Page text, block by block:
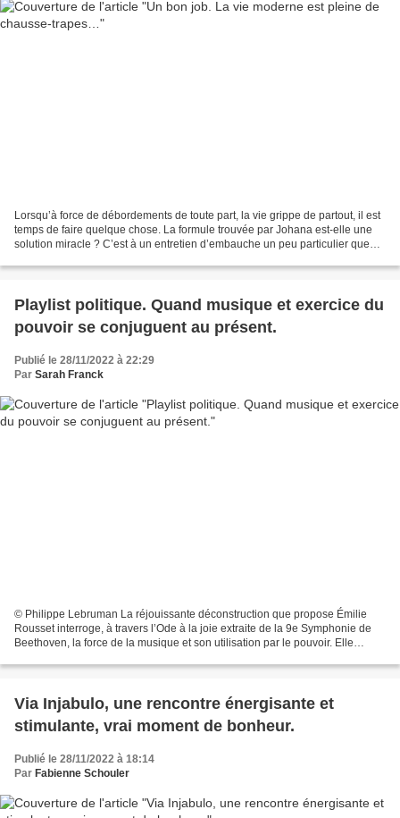
Lorsqu’à force de débordements de toute part, la vie grippe de partout, il est
temps de faire quelque chose. La formule trouvée par Johana est-elle une
solution miracle ? C’est à un entretien d’embauche un peu particulier que
Playlist politique. Quand musique et exercice du
pouvoir se conjuguent au présent.
Publié le 28/11/2022 à 22:29
Par Sarah Franck
© Philippe Lebruman La réjouissante déconstruction que propose Émilie
Rousset interroge, à travers l’Ode à la joie extraite de la 9e Symphonie de
Beethoven, la force de la musique et son utilisation par le pouvoir. Elle
Via Injabulo, une rencontre énergisante et
stimulante, vrai moment de bonheur.
Publié le 28/11/2022 à 18:14
Par Fabienne Schouler